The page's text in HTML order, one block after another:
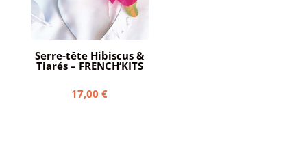
Serre-tête Hibiscus &
Tiarés – FRENCH’KITS
17,00€